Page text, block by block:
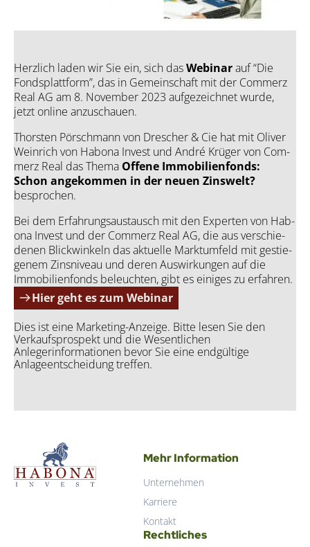
Herz­lich laden wir Sie ein, sich dasWeb­i­narauf“Die
Fonds­platt­form”, das in Gemein­schaft mit der Com­merz
Real AG am 8. Novem­ber 2023 auf­ge­zeich­net wur­de,
jetzt online anzu­schau­en.
Thors­ten Pör­sch­mann von Dre­scher & Cie hat mit Oli­ver
Wein­rich von Hab­o­na Invest und André Krü­ger von Com­
merz Real das The­ma Offe­ne Immo­bi­li­en­fonds:
Schon ange­kom­men in der neu­en Zins­welt?
bespro­chen.
Bei dem Erfah­rungs­aus­tausch mit den Exper­ten von Hab­
o­na Invest und der Com­merz Real AG, die aus ver­schie­
de­nen Blick­win­keln das aktu­el­le Markt­um­feld mit gestie­
ge­nem Zins­ni­veau und deren Aus­wir­kun­gen auf die
Immo­bi­li­en­fonds beleuch­ten, gibt es eini­ges zu erfah­ren.
Hier geht es zum Webinar
Dies ist eine Marketing-Anzeige. Bitte lesen Sie den
Verkaufsprospekt und die Wesentlichen
Anlegerinformationen bevor Sie eine endgültige
Anlageentscheidung treffen.
Hab­o­na Invest GmbH
Mehr Information
Unternehmen
Karriere
Kontakt
Rechtliches